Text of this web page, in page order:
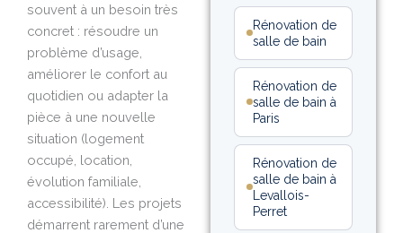
souvent à un besoin très
concret : résoudre un
problème d’usage,
améliorer le confort au
quotidien ou adapter la
pièce à une nouvelle
situation (logement
occupé, location,
évolution familiale,
accessibilité). Les projets
démarrent rarement d’une
Rénovation de
salle de bain
Rénovation de
salle de bain à
Paris
Rénovation de
salle de bain à
Levallois-
Perret